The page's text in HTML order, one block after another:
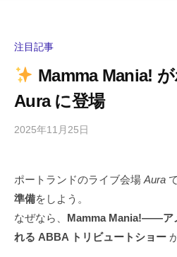
注目記事
Mamma Mania!
Aura に登場
2025年11月25日
i
a
s
の
メ
ン
ポートランドのライブ会場 Aura
準備をしよう。
なぜなら、 Mamma Mania!——ア
れる ABBA トリビュートショー